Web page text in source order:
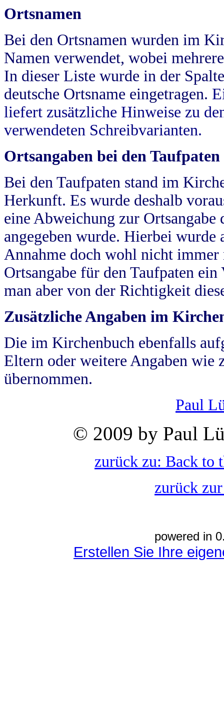
Ortsnamen
Bei den Ortsnamen wurden im
Namen verwendet, wobei
In dieser Liste wurde in der
deutsche Ortsname eingetragen.
liefert zusätzliche Hinweise zu
verwendeten Schreibvarianten.
Ortsangaben bei den Taufpaten
Bei den Taufpaten stand im
Herkunft. Es wurde deshalb
eine Abweichung zur
angegeben wurde. Hierbei wurde
Annahme doch wohl nicht
Ortsangabe für den Taufpaten
man aber von der Richtigkeit
Zusätzliche Angaben im
Die im Kirchenbuch ebenfalls
Eltern oder weitere Angaben wie
übernommen.
Paul
© 2009 by Paul
zurück zu: Back to
zurück
powered in
Erstellen Sie Ihre